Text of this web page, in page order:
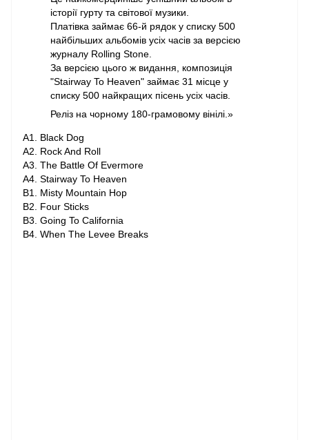
історії гурту та світової музики.
Платівка займає 66-й рядок у списку 500
найбільших альбомів усіх часів за версією
журналу Rolling Stone.
За версією цього ж видання, композиція
"Stairway To Heaven" займає 31 місце у
списку 500 найкращих пісень усіх часів.
Реліз на чорному 180-грамовому вінілі.»
A1. Black Dog
A2. Rock And Roll
A3. The Battle Of Evermore
A4. Stairway To Heaven
B1. Misty Mountain Hop
B2. Four Sticks
B3. Going To California
B4. When The Levee Breaks